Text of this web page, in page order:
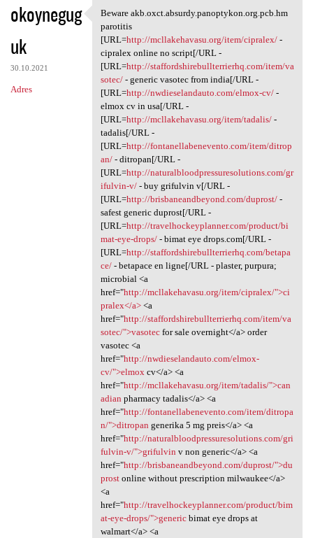
okoynegug
uk
30.10.2021
Adres
Beware akb.oxct.absurdy
Beware akb.oxct.absurdy.panoptykon.org.pcb.hm
parotitis
[URL=http://mcllakehavasu.org/item/cipralex/-
cipralex online no script[/URL -
[URL=http://staffordshirebullterrierhq.com/item/va
sotec/- generic vasotec from india[/URL -
[URL=http://nwdieselandauto.com/elmox-cv/-
elmox cv in usa[/URL -
[URL=http://mcllakehavasu.org/item/tadalis/-
tadalis[/URL -
[URL=http://fontanellabenevento.com/item/ditrop
an/- ditropan[/URL -
[URL=http://naturalbloodpressuresolutions.com/gr
ifulvin-v/- buy grifulvin v[/URL -
[URL=http://brisbaneandbeyond.com/duprost/-
safest generic duprost[/URL -
[URL=http://travelhockeyplanner.com/product/bi
mat-eye-drops/- bimat eye drops.com[/URL -
[URL=http://staffordshirebullterrierhq.com/betapa
ce/- betapace en ligne[/URL - plaster, purpura;
microbial <a
href="http://mcllakehavasu.org/item/cipralex/">ci
pralex</a><a
href="http://staffordshirebullterrierhq.com/item/va
sotec/">vasotecfor sale overnight</a> order
vasotec <a
href="http://nwdieselandauto.com/elmox-
cv/">elmoxcv</a> <a
href="http://mcllakehavasu.org/item/tadalis/">can
adian pharmacy tadalis</a> <a
href="http://fontanellabenevento.com/item/ditropa
n/">ditropan generika 5 mg preis</a> <a
href="http://naturalbloodpressuresolutions.com/gri
fulvin-v/">grifulvin v non generic</a> <a
href="http://brisbaneandbeyond.com/duprost/">du
prostonline without prescription milwaukee</a>
<a
href="http://travelhockeyplanner.com/product/bim
at-eye-drops/">genericbimat eye drops at
walmart</a> <a